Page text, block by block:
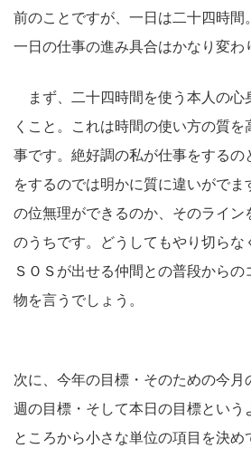
前のことですが、一日は二十四時間
一日の仕事の進み具合はかなり変わ
まず、二十四時間を使う本人の心
くこと。これは時間の使い方の質
事です。絶好調の私が仕事をするの
をするのでは明かに質に違いがで
の位無理ができるのか、そのライン
のうちです。どうしてもやり切らな
ＳＯＳが出せる仲間との普段から
物を言うでしょう。
次に、今年の目標・そのための今月
週の目標・そして本日の目標という
ところから小さな単位の項目を決